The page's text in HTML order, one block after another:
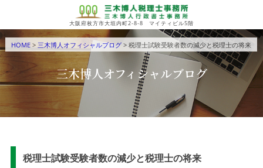
大阪府枚方市大垣内町2-8-8 マイティビル5階
HOME> 三木博人オフィシャルブログ> 税理士試験受験者数の減少と税理士の将来
三木博人オフィシャルブログ
税理士試験受験者数の減少と税理士の将来